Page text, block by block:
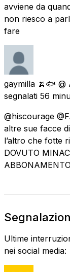
avviene da
non riesco a
fare
gaymilla 🍌🐟 @
segnalati 56
@hiscourage
altre sue facce
l’altro che fotte
DOVUTO
ABBONAMENTO
Ultime
nei social media: